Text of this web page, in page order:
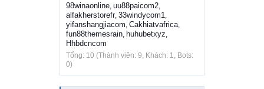
98winaonline uu88paicom2
alfakherstorefr, 33windycom1
yifanshangjiacom Cakhiatvafrica
fun88themesrain huhubetxyz
Hhbdcncom
Tổng: 10 (Thành viên: 9, Khách: 1, Bots:
0)